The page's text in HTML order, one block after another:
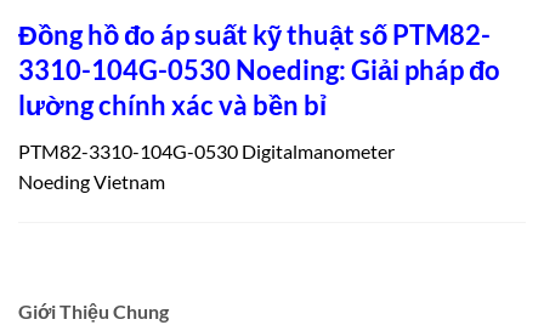
Đồng hồ đo áp suất kỹ thuật số PTM82-
3310-104G-0530 Noeding: Giải pháp đo
lường chính xác và bền bỉ
PTM82-3310-104G-0530 Digitalmanometer
Noeding Vietnam
Giới Thiệu Chung